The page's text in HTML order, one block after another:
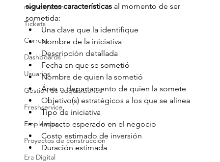
monday.com
Tickets
Correos
Dashboards
Usuarios
Gestión de adquisiciones
Freshservice
Empleados
Proyectos de construcción
Era Digital
siguientes características al momento de ser
sometida:
Una clave que la identifique
Nombre de la iniciativa
Descripción detallada
Fecha en que se sometió
Nombre de quien la sometió
Área o departamento de quien la somete
Objetivo(s) estratégicos a los que se alinea
Tipo de iniciativa
Impacto esperado en el negocio
Costo estimado de inversión
Duración estimada